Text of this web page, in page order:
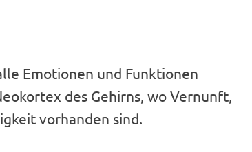
Emotionen und Funktionen
des Gehirns, wo Vernunft,
vorhanden sind.